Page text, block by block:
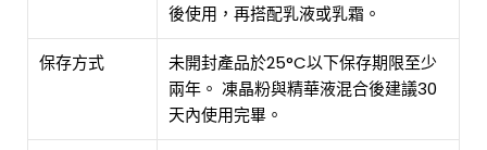
後使用，再搭配乳液或乳霜。
保存方式
未開封產品於25°C以下保存期限至少
兩年。 凍晶粉與精華液混合後建議30
天內使用完畢。